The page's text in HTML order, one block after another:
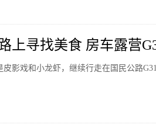
上寻找美食 房车露营
影戏和小龙虾，继续行走在国民公路